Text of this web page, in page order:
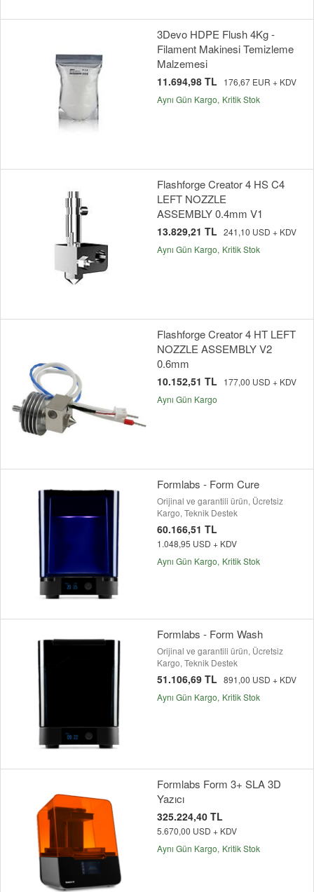
3Devo HDPE Flush 4Kg -
Filament Makinesi Temizleme
Malzemesi
11.694,98 TL
176,67 EUR + KDV
Aynı Gün Kargo Kritik Stok
Flashforge Creator 4 HS C4
LEFT NOZZLE
ASSEMBLY 0.4mm V1
13.829,21 TL 241,10 USD + KDV
Aynı Gün Kargo Kritik Stok
Flashforge Creator 4 HT LEFT
NOZZLE ASSEMBLY V2
0.6mm
10.152,51 TL
177,00 USD + KDV
Aynı Gün Kargo
Formlabs - Form Cure
Orijinal ve garantili ürün, Ücretsiz
Kargo, Teknik Destek
60.166,51 TL
1.048,95 USD + KDV
Aynı Gün Kargo Kritik Stok
Formlabs - Form Wash
Orijinal ve garantili ürün, Ücretsiz
Kargo, Teknik Destek
51.106,69 TL 891,00 USD + KDV
Aynı Gün Kargo Kritik Stok
Formlabs Form 3+ SLA 3D
Yazıcı
325.224,40 TL
5.670,00 USD + KDV
Aynı Gün Kargo Kritik Stok